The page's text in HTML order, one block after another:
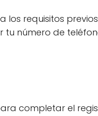
requisitos
tu número de
completar el